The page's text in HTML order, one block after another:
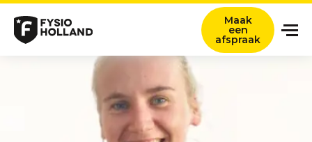
Onze zorg
Maak
een
afspraak